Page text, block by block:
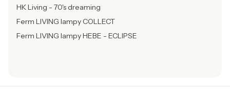
HK Living - 70's dreaming
Ferm LIVING lampy COLLECT
Ferm LIVING lampy HEBE - ECLIPSE